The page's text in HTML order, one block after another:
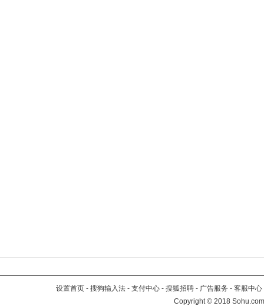
设置首页 - 搜狗输入法 - 支付中心 - 搜狐招聘 - 广告服务 - 客服中心
Copyright©2018